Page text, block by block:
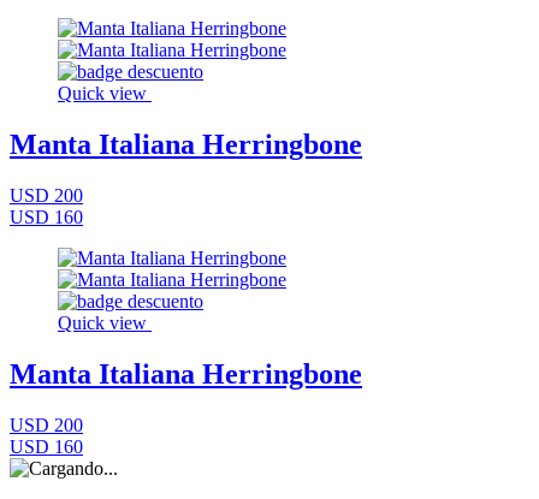
Quick view
Manta Italiana Herringbone
USD 200
USD 160
Quick view
Manta Italiana Herringbone
USD 200
USD 160